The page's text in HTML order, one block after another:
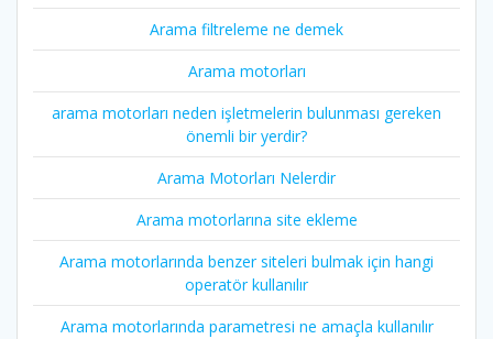
Arama filtreleme ne demek
Arama motorları
arama motorları neden işletmelerin bulunması gereken
önemli bir yerdir?
Arama Motorları Nelerdir
Arama motorlarına site ekleme
Arama motorlarında benzer siteleri bulmak için hangi
operatör kullanılır
Arama motorlarında parametresi ne amaçla kullanılır